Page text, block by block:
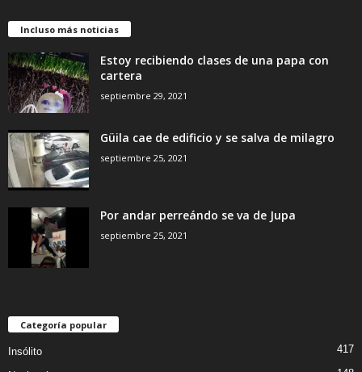
Incluso más noticias
Estoy recibiendo clases de una papa con
cartera
septiembre 29, 2021
Güila cae de edificio y se salva de milagro
septiembre 25, 2021
Por andar perreándo se va de Jupa
septiembre 25, 2021
Categoría popular
Insólito 417